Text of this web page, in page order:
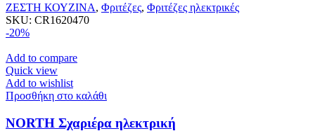
ΖΕΣΤΗ ΚΟΥΖΙΝΑ, Φριτέζες, Φριτέζες ηλεκτρικές
SKU: CR1620470
-20%
Add to compare
Quick view
Add to wishlist
Προσθήκη στο καλάθι
NORTH Σχαριέρα ηλεκτρική